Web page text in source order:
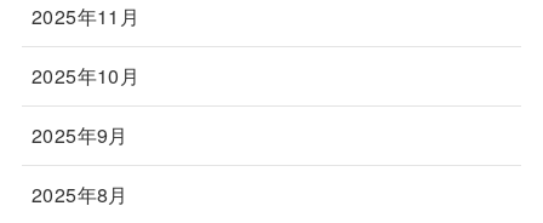
2025年11月
2025年10月
2025年9月
2025年8月